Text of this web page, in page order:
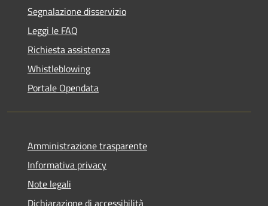
Segnalazione disservizio
Leggi le FAQ
Richiesta assistenza
Whistleblowing
Portale Opendata
Amministrazione trasparente
Informativa privacy
Note legali
Dichiarazione di accessibilità